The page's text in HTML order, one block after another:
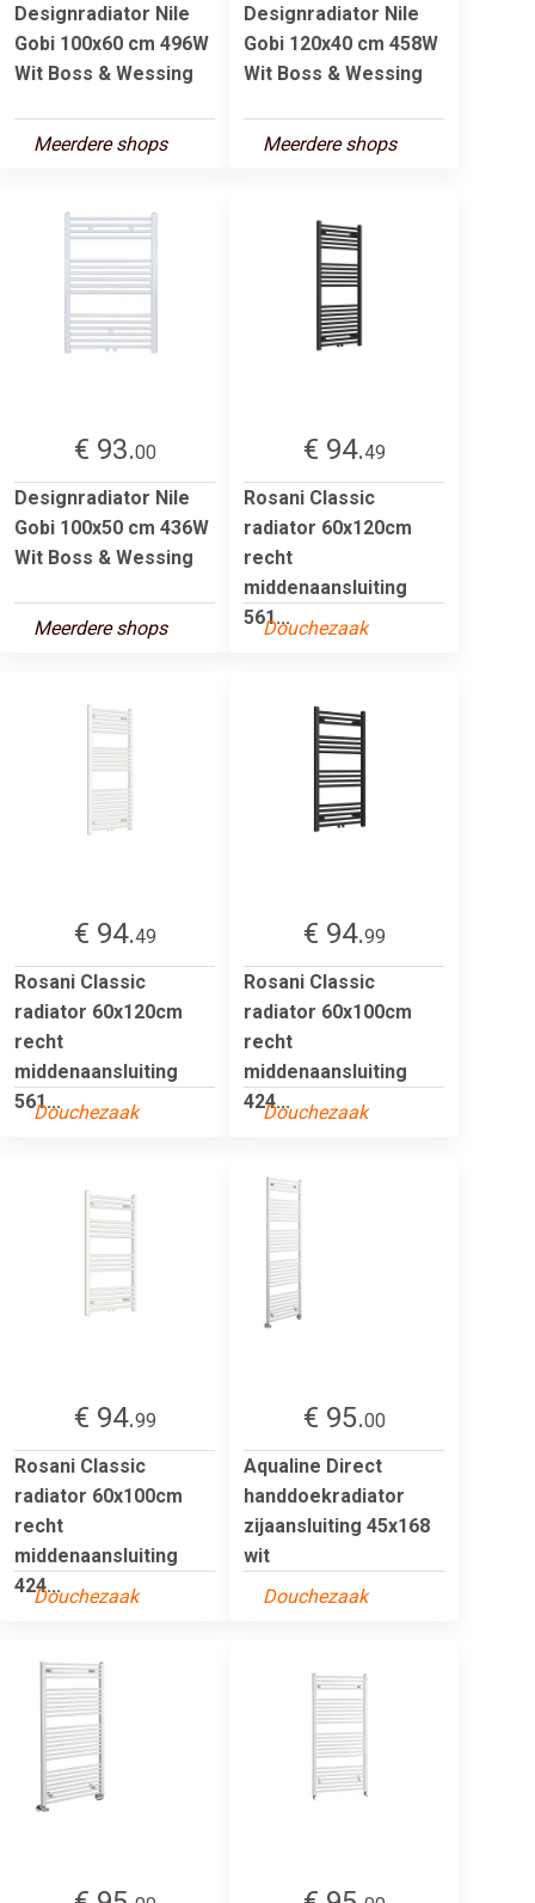
Designradiator Nile
Gobi 100x60 cm 496W
Wit Boss & Wessing
Meerdere shops
Designradiator Nile
Gobi 120x40 cm 458W
Wit Boss & Wessing
Meerdere shops
€ 93.00
Designradiator Nile
Gobi 100x50 cm 436W
Wit Boss & Wessing
Meerdere shops
€ 94.49
Rosani Classic
radiator 60x120cm
recht
middenaansluiting
561...
Douchezaak
€ 94.49
Rosani Classic
radiator 60x120cm
recht
middenaansluiting
561...
Douchezaak
€ 94.99
Rosani Classic
radiator 60x100cm
recht
middenaansluiting
424...
Douchezaak
€ 94.99
Rosani Classic
radiator 60x100cm
recht
middenaansluiting
424...
Douchezaak
€ 95.00
Aqualine Direct
handdoekradiator
zijaansluiting 45x168
wit
Douchezaak